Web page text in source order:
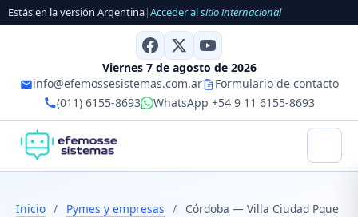
Estás en la versión Argentina|Acceder alsitio internacional
Viernes 7 de agosto de 2026
info@efemossesistemas.com.ar
Formulario de contacto
(011) 6155-8693
WhatsApp +54 9 11 6155-8693
Inicio / Pymes y empresas /
Córdoba — Villa Ciudad Pque